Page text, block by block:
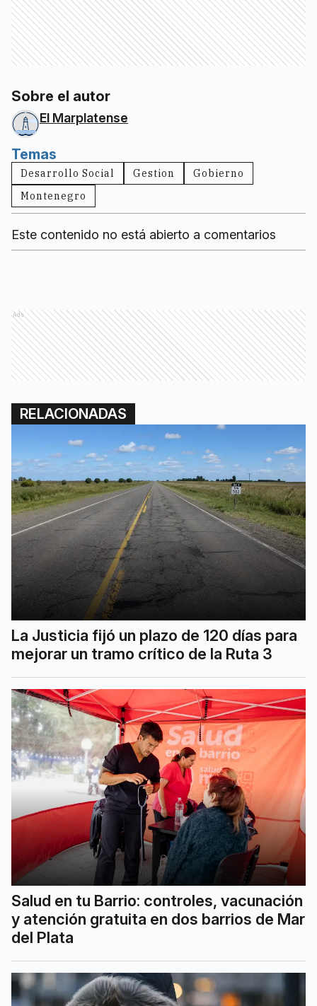
Sobre el autor
El Marplatense
Temas
Desarrollo Social Gestion
Gobierno
Montenegro
Este contenido no está abierto a comentarios
Ads
RELACIONADAS
La Justicia fijó un plazo de 120 días para
mejorar un tramo crítico de la Ruta 3
Salud en tu Barrio: controles, vacunación
y atención gratuita en dos barrios de Mar
del Plata